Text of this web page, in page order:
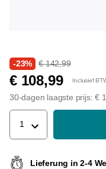
-23% € 142,99
€ 108,99 Inclusief
30-dagen laagste prijs: €
1
Lieferung in 2-4